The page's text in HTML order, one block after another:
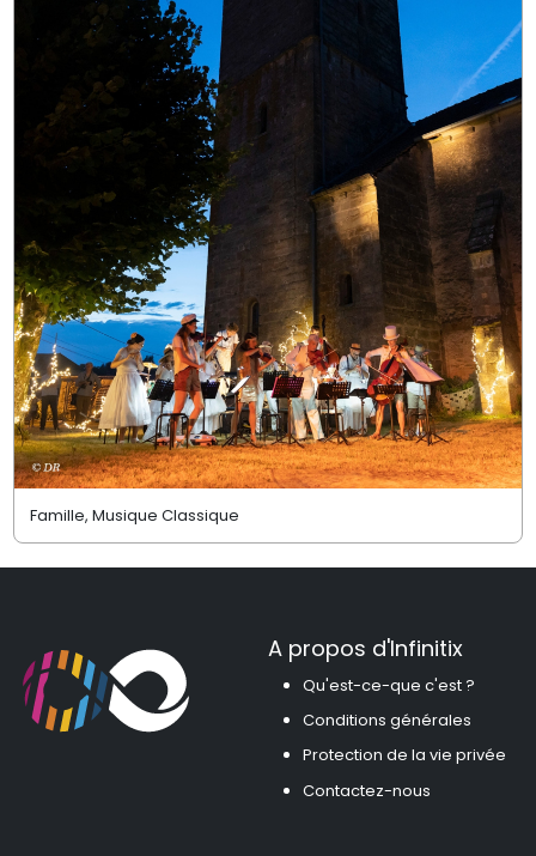
Famille, Musique Classique
A propos d'Infinitix
Qu'est-ce-que c'est ?
Conditions générales
Protection de la vie privée
Contactez-nous